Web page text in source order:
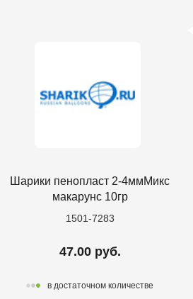
Шарики пенопласт 2-4ммМикс
макарунс 10гр
1501-7283
47.00 руб.
в достаточном количестве